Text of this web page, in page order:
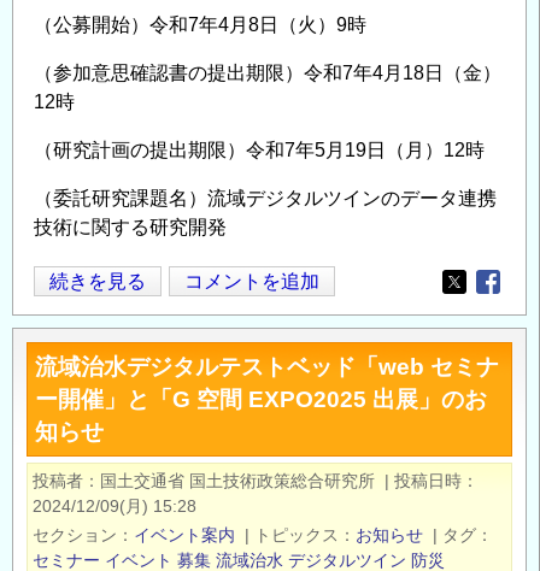
会・
究
の
（公募開始）令和7年4月8日（火）9時
（参加意思確認書の提出期限）令和7年4月18日（金）
12時
（研究計画の提出期限）令和7年5月19日（月）12時
（委託研究課題名）流域デジタルツインのデータ連携
技術に関する研究開発
国
土
交
通
省
国
土
技
政
続きを見る コメントを追加
Opens in
流域治水デジタルテストベッド「web セミナ
ー開催」と「G 空間 EXPO2025 出展」のお
知らせ
投稿者 国土交通省 国土技術政策総合研究所 | 投稿日時
2024/12/09(月) 15:28
セクション
イベント案内 | トピックス お知らせ | タグ
セミナー イベント 募集 流域治水 デジタルツイン 防災